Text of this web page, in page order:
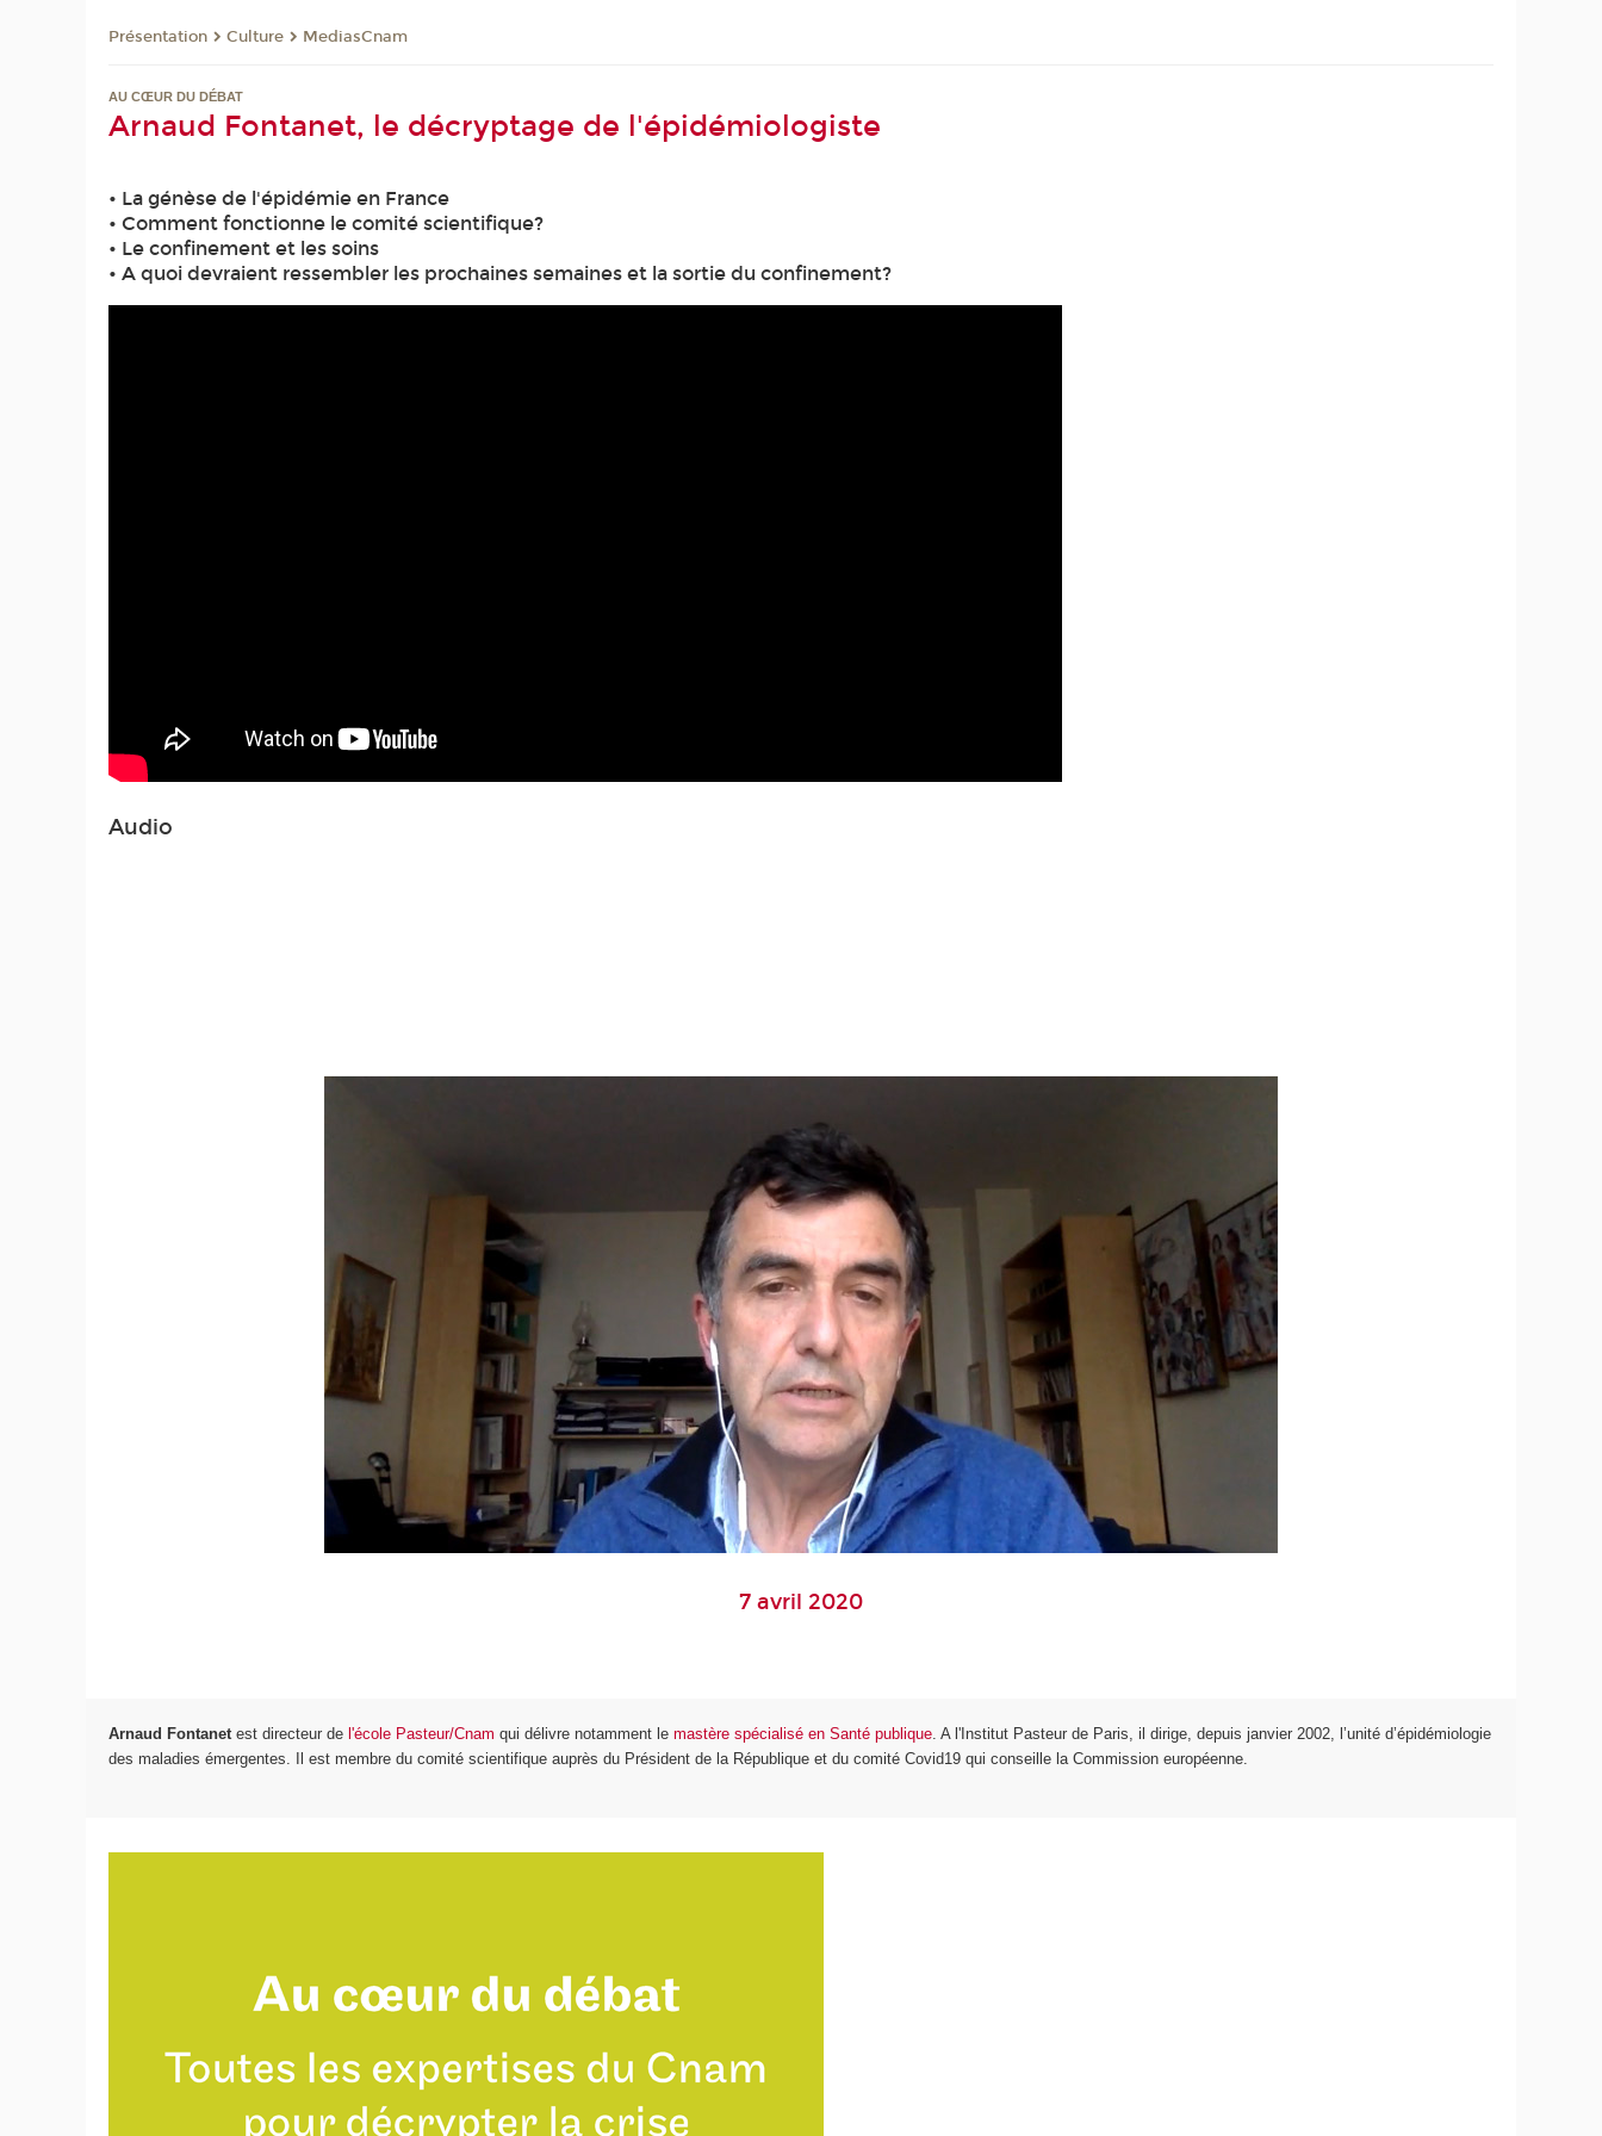
Présentation Culture MediasCnam
AU CŒUR DU DÉBAT
Arnaud Fontanet, le décryptage de l'épidémiologiste
• La génèse de l'épidémie en France
• Comment fonctionne le comité scientifique?
• Le confinement et les soins
• A quoi devraient ressembler les prochaines semaines et la sortie du confinement?
Audio
7 avril 2020
Arnaud Fontanetest directeur de l'école Pasteur/Cnam qui délivre notamment lemastère spécialisé en Santé publique. A l'Institut Pasteur de Paris, il dirige, depuis janvier 2002, l’unité d’épidémiologie
des maladies émergentes. Il est membre du comité scientifique auprès du Président de la République et du comité Covid19 qui conseille la Commission européenne.